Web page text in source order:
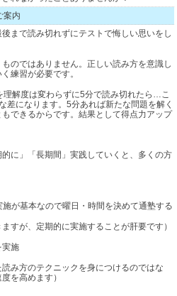
案内
まで読み切れずにテストで悔しい思いをし
のではありません。正しい読み方を意識し
練習が必要です。
解度は変わらずに5分で読み切れたら…こ
差になります。5分あれば新たな問題を解く
できるからです。結果として得点力アップ
に」「長期間」実践していくと、多くの方
が基本なので曜日・時間を決めて通塾する
すが、定期的に実施することが肝要です）
実施
み方のテクニックを身につけるのではな
を高めます）